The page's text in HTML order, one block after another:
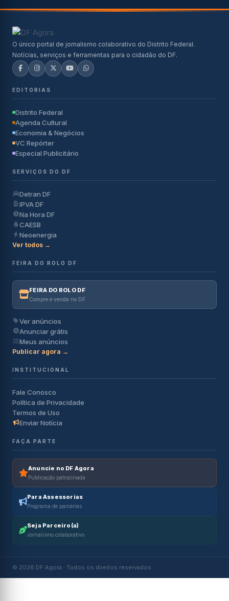
O único portal de jornalismo colaborativo do Distrito Federal.
Notícias, serviços e ferramentas para o cidadão do DF.
EDITORIAS
Distrito Federal
Agenda Cultural
Economia & Negócios
VC Repórter
Especial Publicitário
SERVIÇOS DO DF
Detran DF
IPVA DF
Na Hora DF
CAESB
Neoenergia
Ver todos →
FEIRA DO ROLO DF
FEIRA DO ROLO DF
Compre e venda no DF
Ver anúncios
Anunciar grátis
Meus anúncios
Publicar agora →
INSTITUCIONAL
Fale Conosco
Política de Privacidade
Termos de Uso
Enviar Notícia
FAÇA PARTE
Anuncie no DF Agora
Publicação patrocinada
Para Assessorias
Programa de parcerias
Seja Parceiro(a)
Jornalismo colaborativo
© 2026 DF Agora · Todos os direitos reservados